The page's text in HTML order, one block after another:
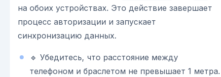
на обоих устройствах. Это действие завершает
процесс авторизации и запускает
синхронизацию данных.
🔹 Убедитесь, что расстояние между
телефоном и браслетом не превышает 1 метра.